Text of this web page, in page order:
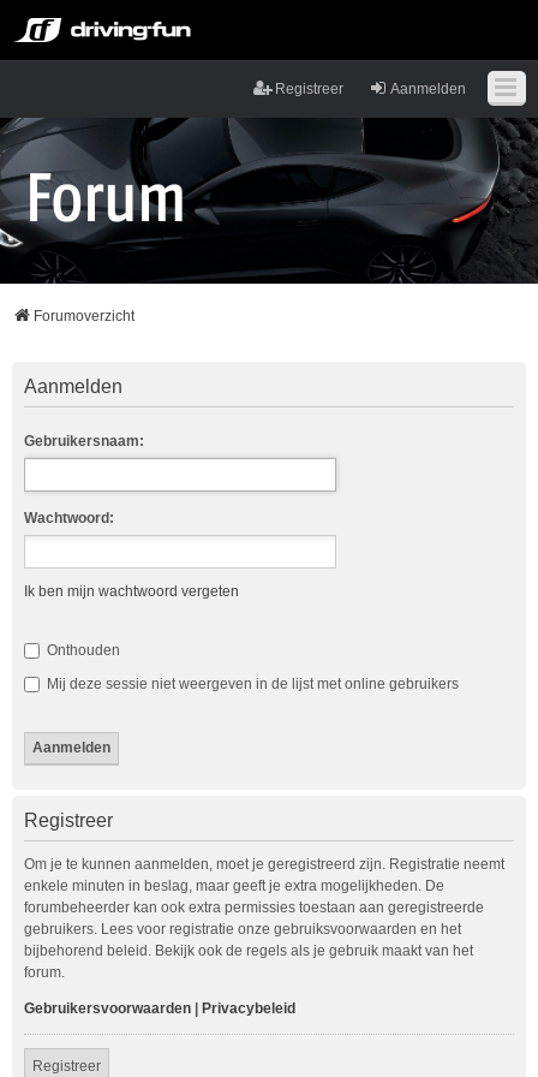
Aanmelden
Registreer
Forumoverzicht
Aanmelden
Gebruikersnaam:
Wachtwoord:
Ik ben mijn wachtwoord vergeten
Onthouden
Mij deze sessie niet weergeven in de lijst met online gebruikers
Registreer
Om je te kunnen aanmelden, moet je geregistreerd zijn. Registratie neemt
enkele minuten in beslag, maar geeft je extra mogelijkheden. De
forumbeheerder kan ook extra permissies toestaan aan geregistreerde
gebruikers. Lees voor registratie onze gebruiksvoorwaarden en het
bijbehorend beleid. Bekijk ook de regels als je gebruik maakt van het
forum.
Gebruikersvoorwaarden Privacybeleid
Registreer